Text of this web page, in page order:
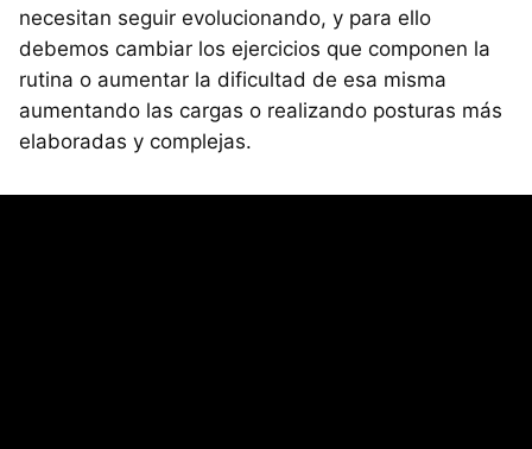
necesitan seguir evolucionando, y para ello
debemos cambiar los ejercicios que componen la
rutina o aumentar la dificultad de esa misma
aumentando las cargas o realizando posturas más
elaboradas y complejas.